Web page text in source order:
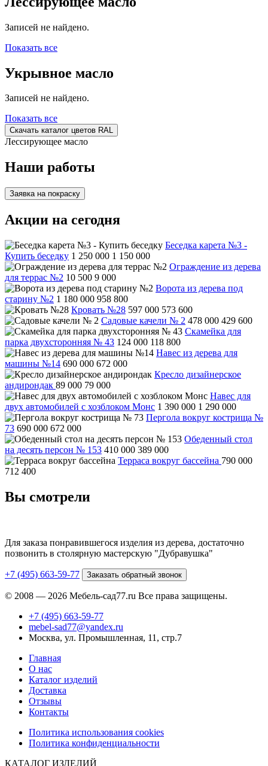
Записей не найдено.
Показать все
Укрывное масло
Записей не найдено.
Показать все
Скачать каталог цветов RAL
Лессирующее масло
Наши работы
Заявка на покраску
Акции на сегодня
Беседка карета №3 -
Купить беседку 1 250 000 1 150 000
Ограждение из дерева
для террас №2 10 500 9 000
Ворота из дерева под
старину №2 1 180 000 958 800
Кровать №28 597 000 573 600
Садовые качели № 2 478 000 429 600
Скамейка для
парка двухсторонняя № 43 124 000 118 800
Навес из дерева для
машины №14 690 000 672 000
Кресло дизайнерское
андирондак 89 000 79 000
Навес для
двух автомобилей с хозблоком Монс 1 390 000 1 290 000
Пергола вокруг кострища №
73 690 000 672 000
Обеденный стол
на десять персон № 153 410 000 389 000
Терраса вокруг бассейна 790 000
712 400
Вы смотрели
Для заказа понравившегося изделия из дерева, достаточно
позвонить в столярную мастерскую "Дубравушка"
+7 (495) 663-59-77 Заказать обратный звонок
© 2008 — 2026 Мебель-сад77.ru Все права защищены.
+7 (495) 663-59-77
mebel-sad77@yandex.ru
Москва, ул. Промышленная, 11, стр.7
Главная
О нас
Каталог изделий
Доставка
Отзывы
Контакты
Политика использования cookies
Политика конфиденциальности
КАТАЛОГ ИЗДЕЛИЙ